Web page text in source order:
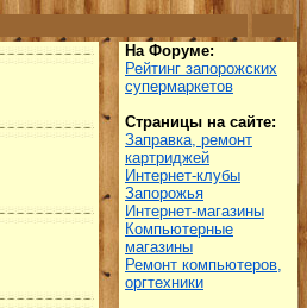
На Форуме:
Рейтинг запорожских
супермаркетов
Страницы на сайте:
Заправка, ремонт
картриджей
Интернет-клубы
Запорожья
Интернет-магазины
Компьютерные
магазины
Ремонт компьютеров,
оргтехники